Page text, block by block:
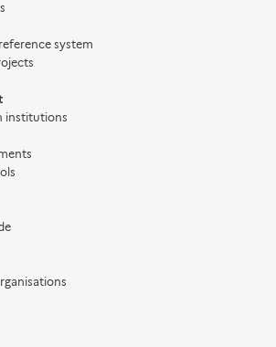
system
institutions